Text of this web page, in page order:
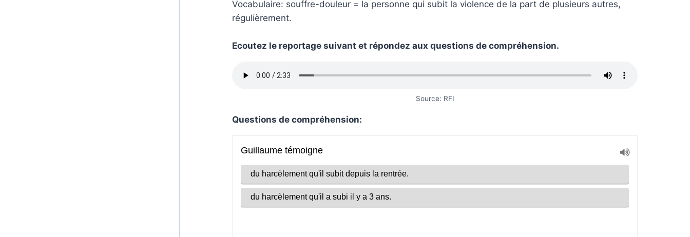
Vocabulaire: souffre-douleur = la personne qui subit la violence de la part de plusieurs autres,
régulièrement.
Ecoutez le reportage suivant et répondez aux questions de compréhension.
Source: RFI
Questions de compréhension: